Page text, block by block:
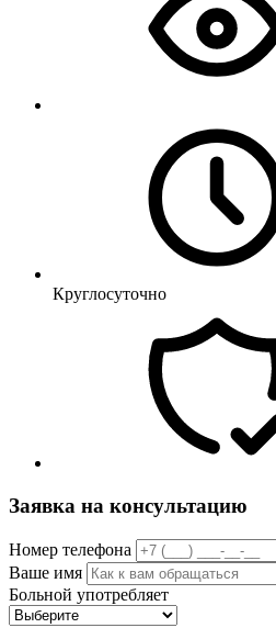
Круглосуточно
Заявка на консультацию
Номер телефона
Ваше имя
Больной употребляет